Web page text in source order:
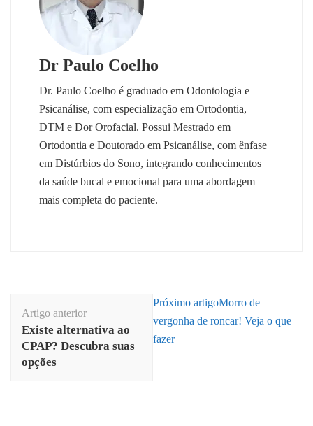
Dr Paulo Coelho
Dr. Paulo Coelho é graduado em Odontologia e
Psicanálise, com especialização em Ortodontia,
DTM e Dor Orofacial. Possui Mestrado em
Ortodontia e Doutorado em Psicanálise, com ênfase
em Distúrbios do Sono, integrando conhecimentos
da saúde bucal e emocional para uma abordagem
mais completa do paciente.
de
post
Artigo anterior
Existe alternativa ao
CPAP? Descubra suas
opções
Próximo artigoMorro de
vergonha de roncar! Veja o que
fazer